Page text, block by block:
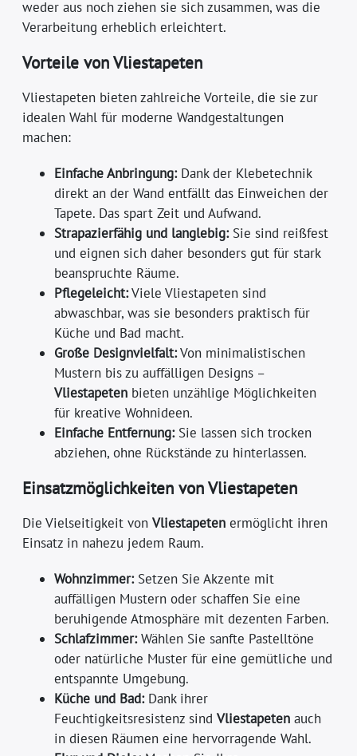
weder aus noch ziehen sie sich zusammen, was die
Verarbeitung erheblich erleichtert.
Vorteile von Vliestapeten
Vliestapeten bieten zahlreiche Vorteile, die sie zur
idealen Wahl für moderne Wandgestaltungen
machen:
Einfache Anbringung:Dank der Klebetechnik
direkt an der Wand entfällt das Einweichen der
Tapete. Das spart Zeit und Aufwand.
Strapazierfähig und langlebig:Sie sind reißfest
und eignen sich daher besonders gut für stark
beanspruchte Räume.
Pflegeleicht:Viele Vliestapeten sind
abwaschbar, was sie besonders praktisch für
Küche und Bad macht.
Große Designvielfalt:Von minimalistischen
Mustern bis zu auffälligen Designs –
Vliestapeten bieten unzählige Möglichkeiten
für kreative Wohnideen.
Einfache Entfernung:Sie lassen sich trocken
abziehen, ohne Rückstände zu hinterlassen.
Einsatzmöglichkeiten von Vliestapeten
Die Vielseitigkeit vonVliestapeten ermöglicht ihren
Einsatz in nahezu jedem Raum.
Wohnzimmer:Setzen Sie Akzente mit
auffälligen Mustern oder schaffen Sie eine
beruhigende Atmosphäre mit dezenten Farben.
Schlafzimmer:Wählen Sie sanfte Pastelltöne
oder natürliche Muster für eine gemütliche und
entspannte Umgebung.
Küche und Bad:Dank ihrer
Feuchtigkeitsresistenz sindVliestapeten auch
in diesen Räumen eine hervorragende Wahl.